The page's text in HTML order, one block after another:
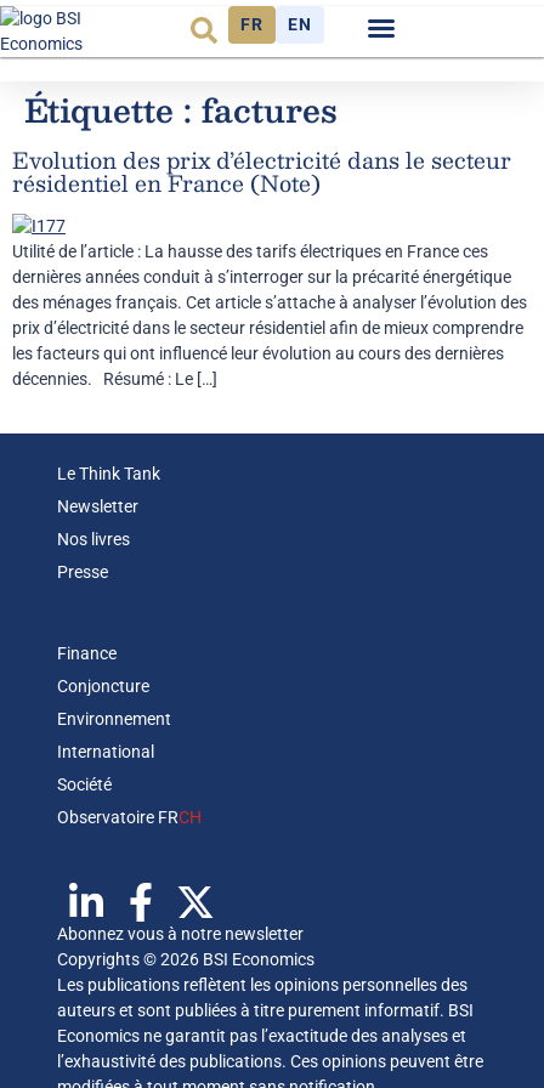
FR EN
Étiquette : factures
Evolution des prix d’électricité dans le secteur
résidentiel en France (Note)
Utilité de l’article : La hausse des tarifs électriques en France ces
dernières années conduit à s’interroger sur la précarité énergétique
des ménages français. Cet article s’attache à analyser l’évolution des
prix d’électricité dans le secteur résidentiel afin de mieux comprendre
les facteurs qui ont influencé leur évolution au cours des dernières
décennies. Résumé : Le […]
Le Think Tank
Newsletter
Nos livres
Presse
Finance
Conjoncture
Environnement
International
Société
Observatoire FRCH
Abonnez vous à notre newsletter
Copyrights © 2026 BSI Economics
Les publications reflètent les opinions personnelles des
auteurs et sont publiées à titre purement informatif. BSI
Economics ne garantit pas l’exactitude des analyses et
l’exhaustivité des publications. Ces opinions peuvent être